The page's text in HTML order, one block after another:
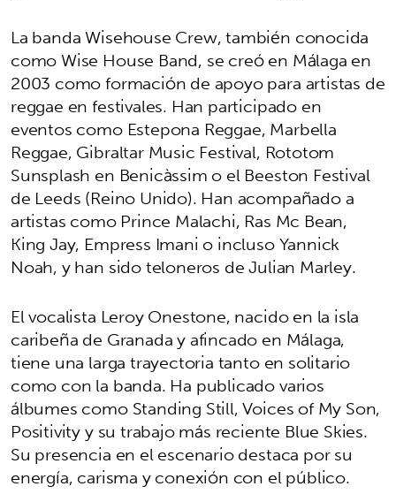
La banda Wisehouse Crew, también conocida
como Wise House Band, se creó en Málaga en
2003 como formación de apoyo para artistas de
reggae en festivales. Han participado en
eventos como Estepona Reggae, Marbella
Reggae, Gibraltar Music Festival, Rototom
Sunsplash en Benicàssim o el Beeston Festival
de Leeds (Reino Unido). Han acompañado a
artistas como Prince Malachi, Ras Mc Bean,
King Jay, Empress Imani o incluso Yannick
Noah, y han sido teloneros de Julian Marley.
El vocalista Leroy Onestone, nacido en la isla
caribeña de Granada y afincado en Málaga,
tiene una larga trayectoria tanto en solitario
como con la banda. Ha publicado varios
álbumes como Standing Still, Voices of My Son,
Positivity y su trabajo más reciente Blue Skies.
Su presencia en el escenario destaca por su
energía, carisma y conexión con el público.